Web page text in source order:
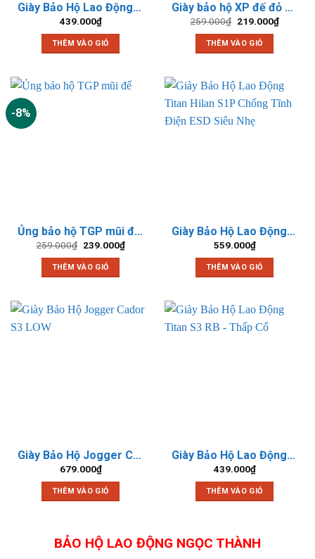
Giày Bảo Hộ Lao Động Titan Cronus S3 Mid Cao Cổ – Đế Cao Su Chống Dầu Chống Trượt
439.000₫
THÊM VÀO GIỎ
Giày bảo hộ XP đế đỏ mũi sắt chống đinh
259.000₫ Giá
là:
259.000₫.
219.000₫Giá
hiện
THÊM VÀO GIỎ
-8%
Ủng bảo hộ TGP mũi đế thép
259.000₫ Giá
là:
259.000₫.
239.000₫Giá
hiện
THÊM VÀO GIỎ
Giày Bảo Hộ Lao Động Titan Hilan S1P Chống Tĩnh Điện ESD Siêu Nhẹ
559.000₫
THÊM VÀO GIỎ
Giày Bảo Hộ Jogger Cador S3 LOW
679.000₫
THÊM VÀO GIỎ
Giày Bảo Hộ Lao Động Titan S3 RB – Thấp Cổ
439.000₫
THÊM VÀO GIỎ
Giày bảo hộ - Hans HS-77 DAVINCH - BAO HO NGOC THANH
BẢO HỘ LAO ĐỘNG NGỌC THÀNH